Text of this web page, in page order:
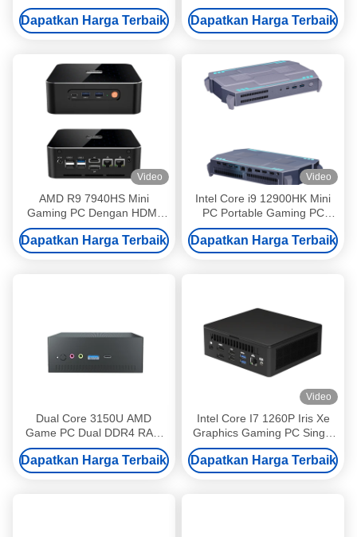
PC Dengan Large Flow Fan
Dapatkan Harga Terbaik
HD DDR4 64GB Dengan Fan
Dapatkan Harga Terbaik
Video
AMD R9 7940HS Mini
Gaming PC Dengan HDMI
DP M.2 2280 NVMe SSD
Dan DDR5 64G
Dapatkan Harga Terbaik
Video
Intel Core i9 12900HK Mini
PC Portable Gaming PC
12GB Dengan Dual LAN Dual
HDMI
Dapatkan Harga Terbaik
Dual Core 3150U AMD
Game PC Dual DDR4 RAM
Win10 11 Untuk Rumah
Kantor
Dapatkan Harga Terbaik
Video
Intel Core I7 1260P Iris Xe
Graphics Gaming PC Single
LAN Tiga Tampilan Mini
Komputer
Dapatkan Harga Terbaik